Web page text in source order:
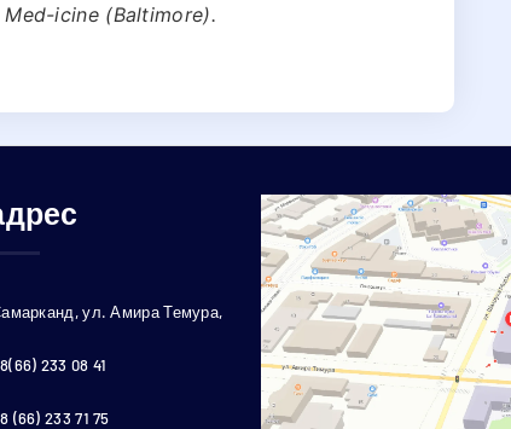
icine (Baltimore).
ул. Амира Темура,
233 08 41
(66) 233 71 75